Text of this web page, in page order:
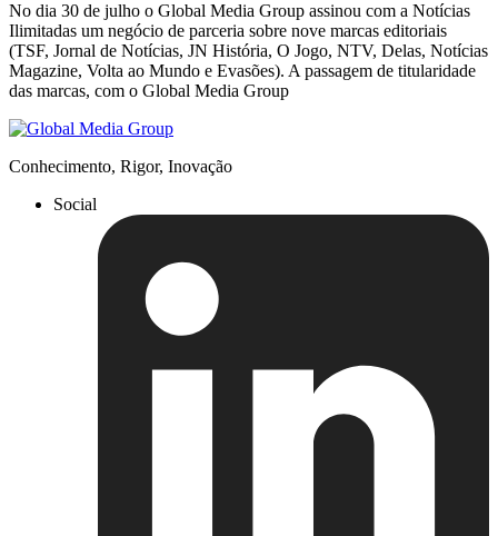
No dia 30 de julho o Global Media Group assinou com a Notícias
Ilimitadas um negócio de parceria sobre nove marcas editoriais
(TSF, Jornal de Notícias, JN História, O Jogo, NTV, Delas, Notícias
Magazine, Volta ao Mundo e Evasões). A passagem de titularidade
das marcas, com o Global Media Group
Conhecimento, Rigor, Inovação
Social